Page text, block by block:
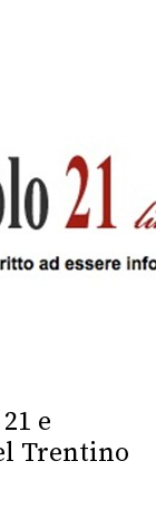
e
Trentino